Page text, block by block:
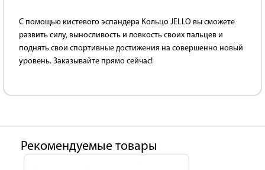
С помощью кистевого эспандера Кольцо JELLO вы сможете
развить силу, выносливость и ловкость своих пальцев и
поднять свои спортивные достижения на совершенно новый
уровень. Заказывайте прямо сейчас!
Рекомендуемые товары